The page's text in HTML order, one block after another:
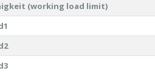
(working load limit)